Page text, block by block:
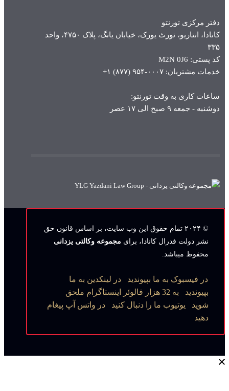
دفتر مرکزی تورنتو
کانادا، انتاریو، نورث یورک، خیابان یانگ، پلاک ۴۷۵۰، واحد
۳۳۵
کد پستی: M2N 0J6
خدمات مشتریان: ۰۰۰۷-۹۵۴ (۸۷۷) ۱+
ساعات کاری به وقت تورنتو:
دوشنبه - جمعه ۹ صبح الی ۱۷ عصر
© ۲۰۲۴ تمام حقوق این وب‌ سایت، بر اساس قانون حق
نشر دولت فدرال کانادا، برای مجموعه وکالتی یزدانی
محفوظ میباشد.
در فیسبوک به ما بپیوندید
در لینکدین به ما
بپیوندید
به 32 هزار فالوئر اینستاگرام ملحق
شوید
یوتیوب ما را دنبال کنید
در واتس آپ پیغام
دهید